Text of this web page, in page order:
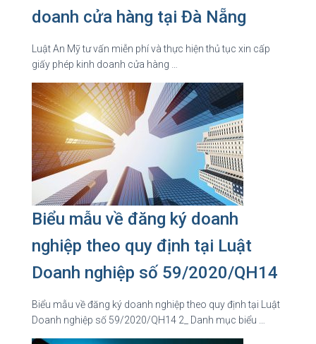
doanh cửa hàng tại Đà Nẵng
Luật An Mỹ tư vấn miễn phí và thực hiện thủ tục xin cấp
giấy phép kinh doanh cửa hàng …
Biểu mẫu về đăng ký doanh
nghiệp theo quy định tại Luật
Doanh nghiệp số 59/2020/QH14
Biểu mẫu về đăng ký doanh nghiệp theo quy định tại Luật
Doanh nghiệp số 59/2020/QH14 2_ Danh mục biểu …